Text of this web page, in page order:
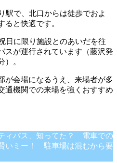
駅で、北口からは徒歩でおよ
ると快適です。
日に限り施設とのあいだを往
スが運行されています（藤沢発
）。
が会場になるうえ、来場者が多
通機関での来場を強くおすすめ
ィバス、知ってた？ 電車での
いミー！ 駐車場は混むから要